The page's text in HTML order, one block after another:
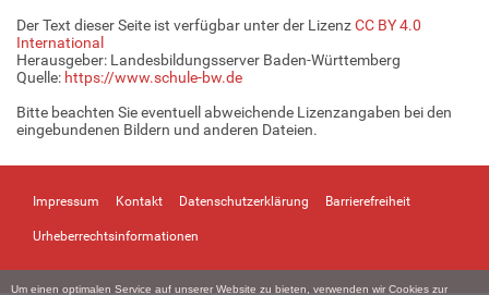
Um einen optimalen Service auf unserer Website zu bieten, verwenden wir Cookies zur
l
d
i
v
l
e
r
Der Text dieser Seite ist verfügbar unter der LizenzCC BY 4.0
International
Herausgeber: Landesbildungsserver Baden-Württemberg
Quelle: https://www.schule-bw.de
Bitte beachten Sie eventuell abweichende Lizenzangaben bei den
eingebundenen Bildern und anderen Dateien.
Impressum Kontakt Datenschutzerklärung Barrierefreiheit
Urheberrechtsinformationen